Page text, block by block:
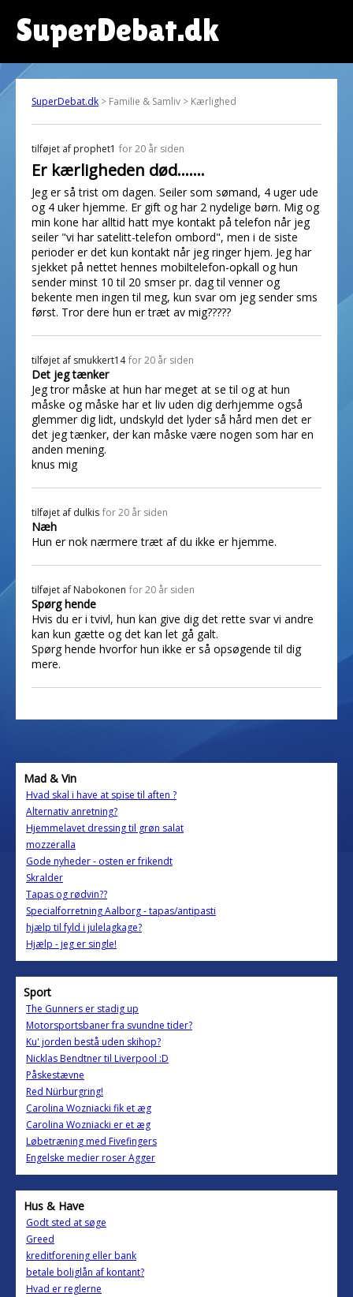
SuperDebat.dk
SuperDebat.dk > Familie & Samliv > Kærlighed
tilføjet af prophet1 for 20 år siden
Er kærligheden død.......
Jeg er så trist om dagen. Seiler som sømand, 4 uger ude
og 4 uker hjemme. Er gift og har 2 nydelige børn. Mig og
min kone har alltid hatt mye kontakt på telefon når jeg
seiler "vi har satelitt-telefon ombord", men i de siste
perioder er det kun kontakt når jeg ringer hjem. Jeg har
sjekket på nettet hennes mobiltelefon-opkall og hun
sender minst 10 til 20 smser pr. dag til venner og
bekente men ingen til meg, kun svar om jeg sender sms
først. Tror dere hun er træt av mig?????
tilføjet af smukkert14 for 20 år siden
Det jeg tænker
Jeg tror måske at hun har meget at se til og at hun
måske og måske har et liv uden dig derhjemme også
glemmer dig lidt, undskyld det lyder så hård men det er
det jeg tænker, der kan måske være nogen som har en
anden mening.
knus mig
tilføjet af dulkis for 20 år siden
Næh
Hun er nok nærmere træt af du ikke er hjemme.
tilføjet af Nabokonen for 20 år siden
Spørg hende
Hvis du er i tvivl, hun kan give dig det rette svar vi andre
kan kun gætte og det kan let gå galt.
Spørg hende hvorfor hun ikke er så opsøgende til dig
mere.
Mad & Vin
Hvad skal i have at spise til aften ?
Alternativ anretning?
Hjemmelavet dressing til grøn salat
mozzeralla
Gode nyheder - osten er frikendt
Skralder
Tapas og rødvin??
Specialforretning Aalborg - tapas/antipasti
hjælp til fyld i julelagkage?
Hjælp - jeg er single!
Sport
The Gunners er stadig up
Motorsportsbaner fra svundne tider?
Ku' jorden bestå uden skihop?
Nicklas Bendtner til Liverpool :D
Påskestævne
Red Nürburgring!
Carolina Wozniacki fik et æg
Carolina Wozniacki er et æg
Løbetræning med Fivefingers
Engelske medier roser Agger
Hus & Have
Godt sted at søge
Greed
kreditforening eller bank
betale boliglån af kontant?
Hvad er reglerne